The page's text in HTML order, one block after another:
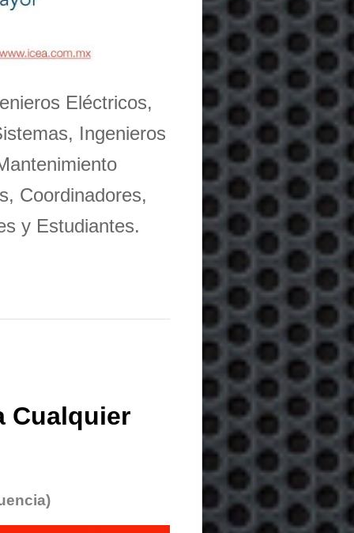
Eléctricos,
Ingenieros
Coordinadores,
y Estudiantes.
Cualquier